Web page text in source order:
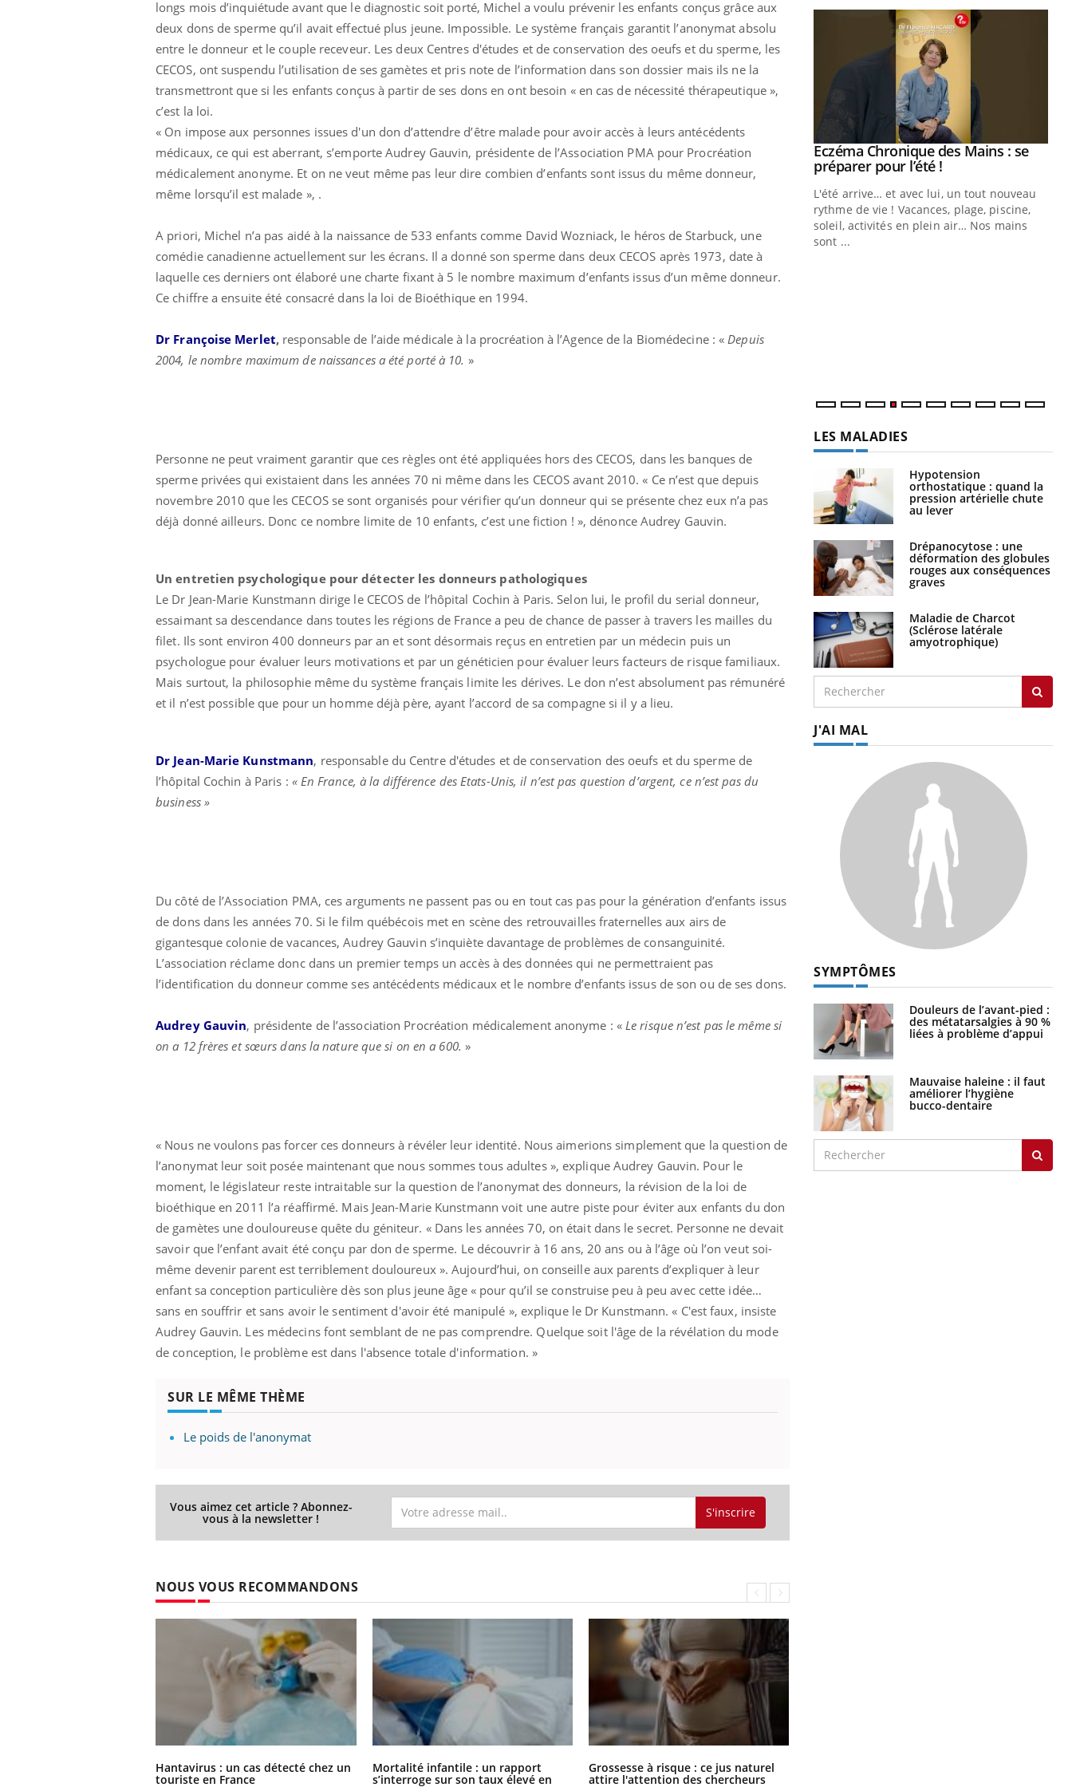
longs mois d’inquiétude avant que le diagnostic soit porté, Michel a voulu prévenir les enfants conçus grâce aux
deux dons de sperme qu’il avait effectué plus jeune. Impossible. Le système français garantit l’anonymat absolu
entre le donneur et le couple receveur. Les deux Centres d'études et de conservation des oeufs et du sperme, les
CECOS, ont suspendu l’utilisation de ses gamètes et pris note de l’information dans son dossier mais ils ne la
transmettront que si les enfants conçus à partir de ses dons en ont besoin « en cas de nécessité thérapeutique »,
c’est la loi.
« On impose aux personnes issues d'un don d’attendre d’être malade pour avoir accès à leurs antécédents
médicaux, ce qui est aberrant, s’emporte Audrey Gauvin, présidente de l’Association PMA pour Procréation
médicalement anonyme. Et on ne veut même pas leur dire combien d’enfants sont issus du même donneur,
même lorsqu’il est malade », .
A priori, Michel n’a pas aidé à la naissance de 533 enfants comme David Wozniack, le héros de Starbuck, une
comédie canadienne actuellement sur les écrans. Il a donné son sperme dans deux CECOS après 1973, date à
laquelle ces derniers ont élaboré une charte fixant à 5 le nombre maximum d’enfants issus d’un même donneur.
Ce chiffre a ensuite été consacré dans la loi de Bioéthique en 1994.
Dr Françoise Merlet, responsable de l’aide médicale à la procréation à l’Agence de la Biomédecine : « Depuis
2004, le nombre maximum de naissances a été porté à 10. »
Personne ne peut vraiment garantir que ces règles ont été appliquées hors des CECOS, dans les banques de
sperme privées qui existaient dans les années 70 ni même dans les CECOS avant 2010. « Ce n’est que depuis
novembre 2010 que les CECOS se sont organisés pour vérifier qu’un donneur qui se présente chez eux n’a pas
déjà donné ailleurs. Donc ce nombre limite de 10 enfants, c’est une fiction ! », dénonce Audrey Gauvin.
Un entretien psychologique pour détecter les donneurs pathologiques
Le Dr Jean-Marie Kunstmann dirige le CECOS de l’hôpital Cochin à Paris. Selon lui, le profil du serial donneur,
essaimant sa descendance dans toutes les régions de France a peu de chance de passer à travers les mailles du
filet. Ils sont environ 400 donneurs par an et sont désormais reçus en entretien par un médecin puis un
psychologue pour évaluer leurs motivations et par un généticien pour évaluer leurs facteurs de risque familiaux.
Mais surtout, la philosophie même du système français limite les dérives. Le don n’est absolument pas rémunéré
et il n’est possible que pour un homme déjà père, ayant l’accord de sa compagne si il y a lieu.
Dr Jean-Marie Kunstmann, responsable du Centre d'études et de conservation des oeufs et du sperme de
l’hôpital Cochin à Paris : « En France, à la différence des Etats-Unis, il n’est pas question d’argent, ce n’est pas du
business »
Du côté de l’Association PMA, ces arguments ne passent pas ou en tout cas pas pour la génération d’enfants issus
de dons dans les années 70. Si le film québécois met en scène des retrouvailles fraternelles aux airs de
gigantesque colonie de vacances, Audrey Gauvin s’inquiète davantage de problèmes de consanguinité.
L’association réclame donc dans un premier temps un accès à des données qui ne permettraient pas
l’identification du donneur comme ses antécédents médicaux et le nombre d’enfants issus de son ou de ses dons.
Audrey Gauvin, présidente de l’association Procréation médicalement anonyme : « Le risque n’est pas le même si
on a 12 frères et sœurs dans la nature que si on en a 600. »
« Nous ne voulons pas forcer ces donneurs à révéler leur identité. Nous aimerions simplement que la question de
l’anonymat leur soit posée maintenant que nous sommes tous adultes », explique Audrey Gauvin. Pour le
moment, le législateur reste intraitable sur la question de l’anonymat des donneurs, la révision de la loi de
bioéthique en 2011 l’a réaffirmé. Mais Jean-Marie Kunstmann voit une autre piste pour éviter aux enfants du don
de gamètes une douloureuse quête du géniteur. « Dans les années 70, on était dans le secret. Personne ne devait
savoir que l’enfant avait été conçu par don de sperme. Le découvrir à 16 ans, 20 ans ou à l’âge où l’on veut soi-
même devenir parent est terriblement douloureux ». Aujourd’hui, on conseille aux parents d’expliquer à leur
enfant sa conception particulière dès son plus jeune âge « pour qu’il se construise peu à peu avec cette idée…
sans en souffrir et sans avoir le sentiment d'avoir été manipulé », explique le Dr Kunstmann. « C'est faux, insiste
Audrey Gauvin. Les médecins font semblant de ne pas comprendre. Quelque soit l'âge de la révélation du mode
de conception, le problème est dans l'absence totale d'information. »
SUR LE MÊME THÈME
Le poids de l'anonymat
Vous aimez cet article ? Abonnez-
vous à la newsletter ! S'inscrire
NOUS VOUS RECOMMANDONS
Hantavirus : un cas détecté chez un
touriste en France
Mortalité infantile : un rapport
s’interroge sur son taux élevé en
Grossesse à risque : ce jus naturel
attire l'attention des chercheurs
Eczéma Chronique des Mains :
expliquer ma maladieYoutube
Il y a des sujets qui sont faciles à aborder...
Youtube
Carence en fer : comprendre pour
prévenirYoutube
...
Youtube
Insuline & Charge mentale : et si on
osait en parler??Youtube
Youtube
Eczéma Chronique des Mains : se
préparer pour l’été !Youtube
L'été arrive… et avec lui, un tout nouveau
rythme de vie ! Vacances, plage, piscine,
soleil, activités en plein air… Nos mains
sont ...
LES MALADIES
Hypotension
orthostatique : quand la
pression artérielle chute
au lever
Drépanocytose : une
déformation des globules
rouges aux conséquences
graves
Maladie de Charcot
(Sclérose latérale
amyotrophique)
J'AI MAL
SYMPTÔMES
Douleurs de l’avant-pied :
des métatarsalgies à 90 %
liées à problème d’appui
Mauvaise haleine : il faut
améliorer l’hygiène
bucco-dentaire